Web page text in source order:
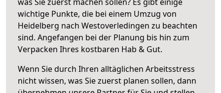
wichtige Punkte, die bei einem Umzug von
Heidelberg nach Westoverledingen zu beachten
sind. Angefangen bei der Planung bis hin zum
Verpacken Ihres kostbaren Hab & Gut.
Wenn Sie durch Ihren alltäglichen Arbeitsstress
nicht wissen, was Sie zuerst planen sollen, dann